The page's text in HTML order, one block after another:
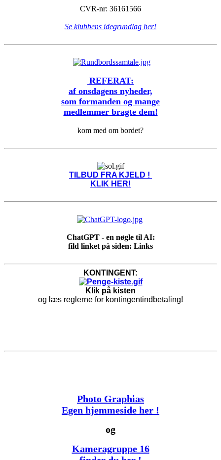
CVR-nr: 36161566
Se klubbens idegrundlag her!
REFERAT:
af onsdagens nyheder,
som formanden og mange
medlemmer bragte dem!
kom med om bordet?
TILBUD FRA KJELD !
KLIK HER!
ChatGPT - en nøgle til AI:
fild linket på siden: Links
KONTINGENT:
Klik på kisten
og læs reglerne for kontingentindbetaling!
Photo Graphias
Egen hjemmeside her !
og
Kameragruppe 16